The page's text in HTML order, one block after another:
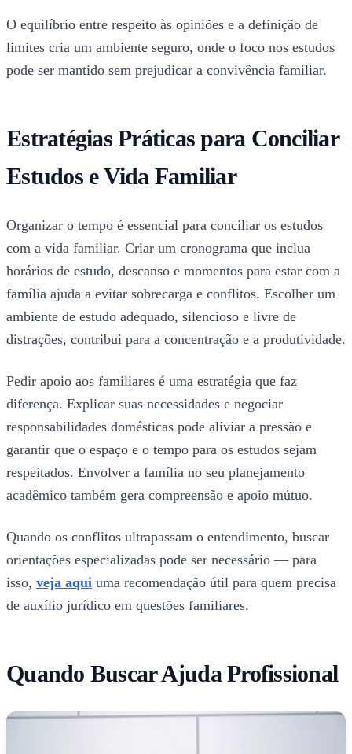
O equilíbrio entre respeito às opiniões e a definição de
limites cria um ambiente seguro, onde o foco nos estudos
pode ser mantido sem prejudicar a convivência familiar.
Estratégias Práticas para Conciliar
Estudos e Vida Familiar
Organizar o tempo é essencial para conciliar os estudos
com a vida familiar. Criar um cronograma que inclua
horários de estudo, descanso e momentos para estar com a
família ajuda a evitar sobrecarga e conflitos. Escolher um
ambiente de estudo adequado, silencioso e livre de
distrações, contribui para a concentração e a produtividade.
Pedir apoio aos familiares é uma estratégia que faz
diferença. Explicar suas necessidades e negociar
responsabilidades domésticas pode aliviar a pressão e
garantir que o espaço e o tempo para os estudos sejam
respeitados. Envolver a família no seu planejamento
acadêmico também gera compreensão e apoio mútuo.
Quando os conflitos ultrapassam o entendimento, buscar
orientações especializadas pode ser necessário — para
isso, veja aqui uma recomendação útil para quem precisa
de auxílio jurídico em questões familiares.
Quando Buscar Ajuda Profissional